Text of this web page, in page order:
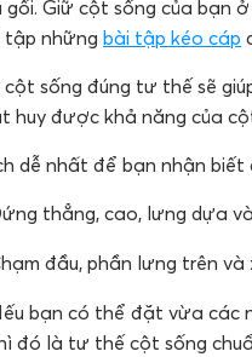
gối. Giữ cột sống của bạn
tập nhữngbài tập kéo cáp
cột sống đúng tư thế sẽ
huy được khả năng của
dễ nhất để bạn nhận
thẳng, cao, lưng dựa
đầu, phần lưng trên
bạn có thể đặt vừa các
đó là tư thế cột sống